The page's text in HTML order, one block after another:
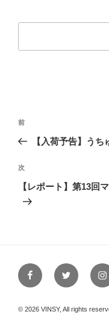
投
ビ
ゲ
ー
前
の
稿
前
【入荷予告】うち
次
の
次
【レポート】第13回
FacebookTwitter
© 2026 VINSY, All rights